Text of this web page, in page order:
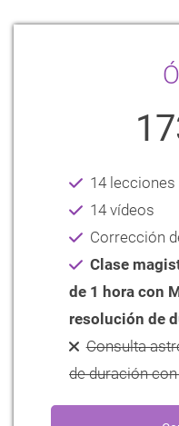
14
14 vídeos
Corrección
Clase
de 1 hora con
resolución de
Consulta
de duración